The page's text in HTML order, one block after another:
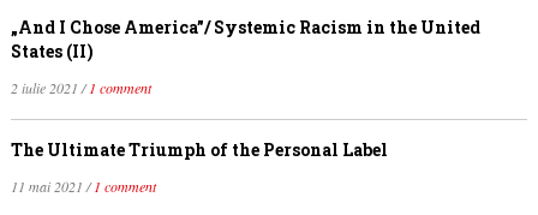
„And I Chose America”/ Systemic Racism in the United
States (II)
2 iulie 2021 /1 comment
The Ultimate Triumph of the Personal Label
11 mai 2021 /1 comment